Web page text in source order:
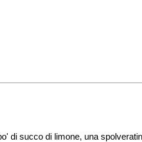
di succo di limone, una